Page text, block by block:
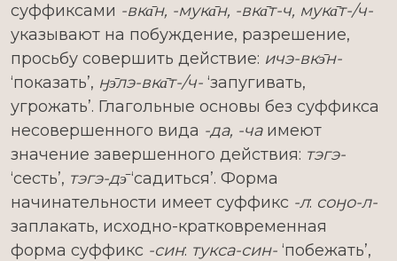
суффиксами -вка̄н, -мука̄н, -вка̄т-ч, мука̄т-/ч-
указывают на побуждение, разрешение,
просьбу совершить действие: ичэ-вкэ̄н-
‘показать’, ӈэ̄лэ-вка̄т-/ч- ‘запугивать,
угрожать’. Глагольные основы без суффикса
несовершенного вида -да, -чаимеют
значение завершенного действия: тэгэ-
‘сесть’, тэгэ-дэ̄‘садиться’. Форма
начинательности имеет суффикс -л: соӈо-л-
заплакать, исходно-кратковременная
форма суффикс -син: тукса-син- ‘побежать’,